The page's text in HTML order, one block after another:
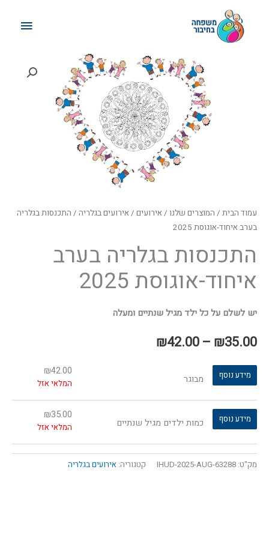
עמוד הבית / המוצרים שלנו /אירועים /אירועים בגלריה / התכנסות בגלריה
בערב איחוד-אוגוסת 2025
התכנסות בגלריה בערב
איחוד-אוגוסת 2025
יש לשלם על כל ילד מגיל שנתיים ומעלה
₪35.00
–
₪42.00
טווח
מחירים:
עד
מידע נוסף מבוגר
₪42.00
המלאי אזל
מידע נוסף כמות ילדים מגיל שנתיים
₪35.00
המלאי אזל
מק"ט: 63288-IHUD-2025-AUG קטגוריה: אירועים בגלריה